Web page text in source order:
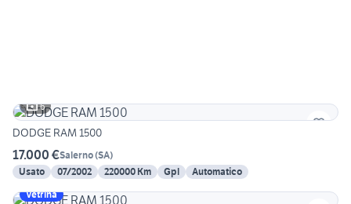
6
DODGE RAM 1500
17.000 €Salerno(SA)
Usato
07/2002 220000 Km Gpl
Automatico
Vetrina